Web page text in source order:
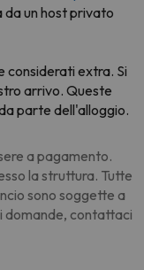
un host privato
considerati extra. Si
arrivo. Queste
parte dell'alloggio.
a pagamento.
la struttura. Tutte
sono soggette a
domande, contattaci